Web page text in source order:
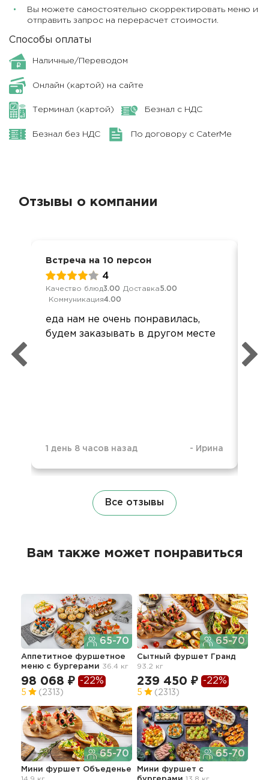
Вы можете самостоятельно скорректировать меню и
отправить запрос на перерасчет стоимости.
Способы оплаты
Наличные/Переводом
Онлайн (картой) на сайте
Терминал (картой) Безнал с НДС
Безнал без НДС По договору с CaterMe
Отзывы о компании
Встреча на 10 персон
4
Качество блюд3.00 Доставка5.00
Коммуникация4.00
еда нам не очень понравилась,
будем заказывать в другом месте
1 день 8 часов назад - Ирина
Все отзывы
Вам также может понравиться
65-70
Аппетитное фуршетное
меню с бургерами 36.4 кг
98 068 ₽ -22%
5 (2313)
65-70
Сытный фуршет Гранд
93.2 кг
239 450 ₽ -22%
5 (2313)
65-70
Мини фуршет Объеденье
65-70
Мини фуршет с